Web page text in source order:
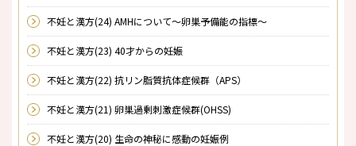
不妊と漢方(24) AMHについて～卵巣予備能の指標～
不妊と漢方(23) 40才からの妊娠
不妊と漢方(22) 抗リン脂質抗体症候群（APS）
不妊と漢方(21) 卵巣過剰刺激症候群(OHSS)
不妊と漢方(20) 生命の神秘に感動の妊娠例